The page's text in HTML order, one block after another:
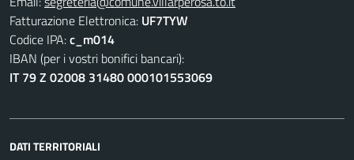
Fatturazione Elettronica: UF7TYW
Codice IPA:c_m014
IBAN (per i vostri bonifici bancari):
IT 79 Z 02008 31480 000101553069
DATI TERRITORIALI